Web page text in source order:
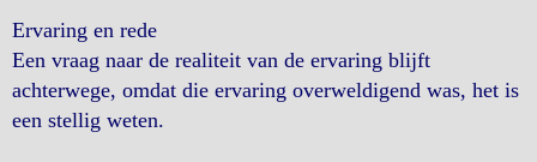
Ervaring en rede
Een vraag naar de realiteit van de ervaring blijft
achterwege, omdat die ervaring overweldigend was, het is
een stellig weten.